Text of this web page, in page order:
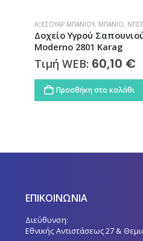
ΚΑΖΑΝΆΚΙΑ ,ΜΠΆΝΙΟ ,ΠΛΑΣΤΙΚΆ
Καζανάκι Υψηλής
Τρίτων Πλαστικό
Τιμή WEB: 29,40€
Προσθήκη στο καλάθι
ΕΠΙΚΟΙΝΩΝΙΑ
Διεύθυνση:
Εθνικής Αντιστάσεως 27 &